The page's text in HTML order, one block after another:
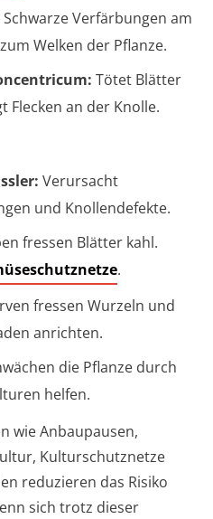
Schwarze Verfärbungen am
Welken der Pflanze.
Tötet Blätter
Flecken an der Knolle.
Verursacht
und Knollendefekte.
fressen Blätter kahl.
.
fressen Wurzeln und
anrichten.
die Pflanze durch
helfen.
wie Anbaupausen,
Kulturschutznetze
reduzieren das Risiko
sich trotz dieser